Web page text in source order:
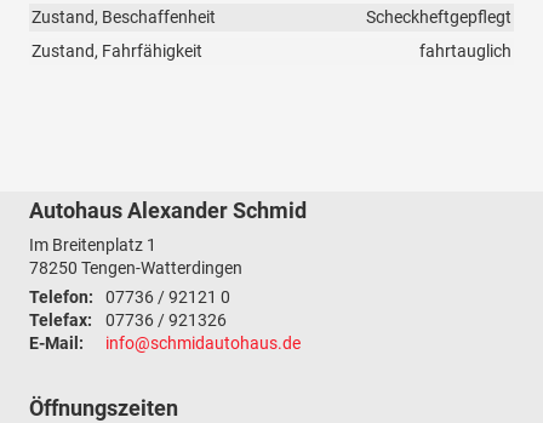
Zustand, Beschaffenheit
Scheckheftgepflegt
Zustand, Fahrfähigkeit
fahrtauglich
Autohaus Alexander Schmid
Im Breitenplatz 1
78250 Tengen-Watterdingen
Telefon:
07736 / 92121 0
Telefax:
07736 / 921326
E-Mail:
info@schmidautohaus.de
Öffnungszeiten